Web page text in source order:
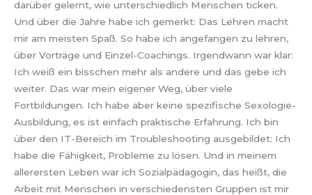
darüber gelernt, wie unterschiedlich Menschen ticken.
Und über die Jahre habe ich gemerkt: Das Lehren macht
mir am meisten Spaß. So habe ich angefangen zu lehren,
über Vorträge und Einzel-Coachings. Irgendwann war klar:
Ich weiß ein bisschen mehr als andere und das gebe ich
weiter. Das war mein eigener Weg, über viele
Fortbildungen. Ich habe aber keine spezifische Sexologie-
Ausbildung, es ist einfach praktische Erfahrung. Ich bin
über den IT-Bereich im Troubleshooting ausgebildet: Ich
habe die Fähigkeit, Probleme zu lösen. Und in meinem
allerersten Leben war ich Sozialpädagogin, das heißt, die
Arbeit mit Menschen in verschiedensten Gruppen ist mir